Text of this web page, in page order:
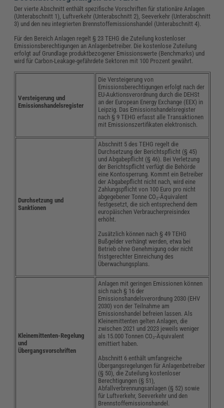
Der vierte Abschnitt enthält spezifische Vorschriften für stationäre Anlagen
(Unterabschnitt 1), Luftverkehr (Unterabschnitt 2), Seeverkehr (Unterabschnitt
3) und den neu integrierten Brennstoffemissionshandel (Unterabschnitt 4).
Für den Bereich Anlagen regelt § 23 TEHG die Zuteilung kostenloser
Emissionsberechtigungen an Anlagenbetreiber. Die kostenlose Zuteilung
erfolgt auf Grundlage produktbezogener Emissionswerte (Benchmarks) und
wird für Carbon-Leakage-gefährdete Sektoren mit 100 Prozent gewährt.
Versteigerung und
Emissionshandelsregister
Die Versteigerung von
Emissionsberechtigungen erfolgt nach der
EU-Auktionsverordnung durch die DEHSt
an der European Energy Exchange (EEX) in
Leipzig. Das Emissionshandelsregister
nach § 9 TEHG erfasst alle Transaktionen
mit Emissionszertifikaten elektronisch.
Durchsetzung und
Sanktionen
Abschnitt 5 des TEHG regelt die
Durchsetzung der Berichtspflicht (§ 45)
und Abgabepflicht (§ 46). Bei Verletzung
der Berichtspflicht verfügt die Behörde
eine Kontosperrung. Kommt ein Betreiber
der Abgabepflicht nicht nach, wird eine
Zahlungspflicht von 100 Euro pro nicht
abgegebener Tonne CO₂-Äquivalent
festgesetzt, die sich entsprechend dem
europäischen Verbraucherpreisindex
erhöht.
Zusätzlich können nach § 49 TEHG
Bußgelder verhängt werden, etwa bei
Betrieb ohne Genehmigung oder nicht
fristgerechter Einreichung des
Überwachungsplans.
Kleinemittenten-Regelung
und
Übergangsvorschriften
Anlagen mit geringen Emissionen können
sich nach § 16 der
Emissionshandelsverordnung 2030 (EHV
2030) von der Teilnahme am
Emissionshandel befreien lassen. Als
Kleinemittenten gelten Anlagen, die
zwischen 2021 und 2023 jeweils weniger
als 15.000 Tonnen CO₂-Äquivalent
emittiert haben.
Abschnitt 6 enthält umfangreiche
Übergangsregelungen für Anlagenbetreiber
(§ 50), die Zuteilung kostenloser
Berechtigungen (§ 51),
Abfallverbrennungsanlagen (§ 52) sowie
für Luftverkehr, Seeverkehr und den
Brennstoffemissionshandel.